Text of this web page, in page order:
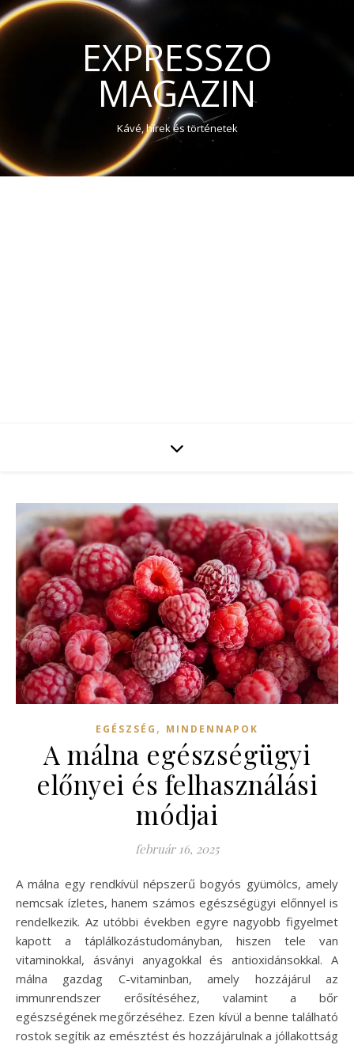
EXPRESSZO
MAGAZIN
Kávé, hírek és történetek
EGÉSZSÉG , MINDENNAPOK
A málna egészségügyi
előnyei és felhasználási
módjai
február 16, 2025
A málna egy rendkívül népszerű bogyós gyümölcs, amely
nemcsak ízletes, hanem számos egészségügyi előnnyel is
rendelkezik. Az utóbbi években egyre nagyobb figyelmet
kapott a táplálkozástudományban, hiszen tele van
vitaminokkal, ásványi anyagokkal és antioxidánsokkal. A
málna gazdag C-vitaminban, amely hozzájárul az
immunrendszer erősítéséhez, valamint a bőr
egészségének megőrzéséhez. Ezen kívül a benne található
rostok segítik az emésztést és hozzájárulnak a jóllakottság